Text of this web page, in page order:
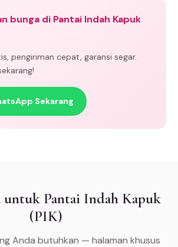
bunga di Pantai Indah Kapuk
pengiriman cepat, garansi segar.
Sekarang
untuk Pantai Indah Kapuk
(PIK)
Anda butuhkan — halaman khusus